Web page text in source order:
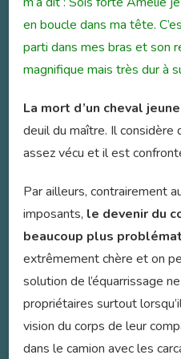
en boucle dans ma tête.
parti dans mes bras et son
magnifique mais très dur à
La mort d’un cheval jeune
deuil du maître. Il considère
assez vécu et il est
Par ailleurs, contrairement
imposants, le devenir du
beaucoup plus
extrêmement chère et on
solution de l’équarrissage
propriétaires surtout
vision du corps de leur
dans le camion avec les